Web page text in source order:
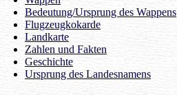
Bedeutung/Ursprung des Wappens
Flugzeugkokarde
Landkarte
Zahlen und Fakten
Geschichte
Ursprung des Landesnamens